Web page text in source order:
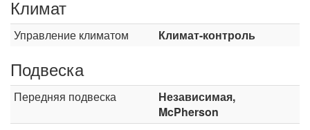
Климат
Управление климатом Климат-контроль
Подвеска
Передняя подвеска
Независимая,
McPherson